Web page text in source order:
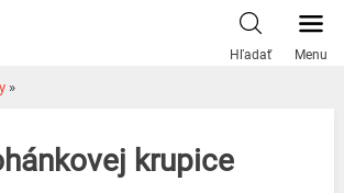
Hľadať Menu
»
krupice